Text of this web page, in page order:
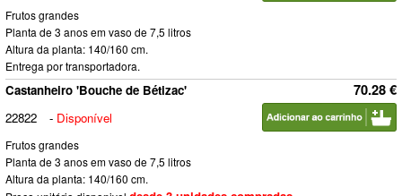
Frutos grandes
Planta de 3 anos em vaso de 7,5 litros
Altura da planta: 140/160 cm.
Entrega por transportadora.
70.28 €
Castanheiro 'Bouche de Bétizac'
22822
- Disponível
Frutos grandes
Planta de 3 anos em vaso de 7,5 litros
Altura da planta: 140/160 cm.